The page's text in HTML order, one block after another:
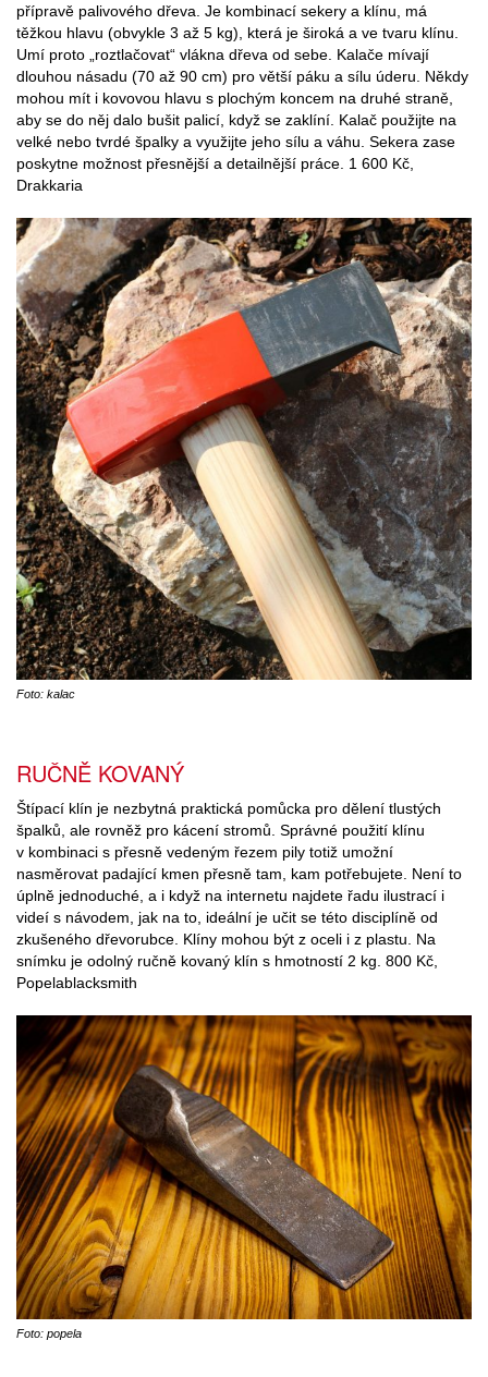
přípravě palivového dřeva. Je kombinací sekery a klínu, má
těžkou hlavu (obvykle 3 až 5 kg), která je široká a ve tvaru klínu.
Umí proto „roztlačovat“ vlákna dřeva od sebe. Kalače mívají
dlouhou násadu (70 až 90 cm) pro větší páku a sílu úderu. Někdy
mohou mít i kovovou hlavu s plochým koncem na druhé straně,
aby se do něj dalo bušit palicí, když se zaklíní. Kalač použijte na
velké nebo tvrdé špalky a využijte jeho sílu a váhu. Sekera zase
poskytne možnost přesnější a detailnější práce. 1 600 Kč,
Drakkaria
Foto: kalac
RUČNĚ KOVANÝ
Štípací klín je nezbytná praktická pomůcka pro dělení tlustých
špalků, ale rovněž pro kácení stromů. Správné použití klínu
v kombinaci s přesně vedeným řezem pily totiž umožní
nasměrovat padající kmen přesně tam, kam potřebujete. Není to
úplně jednoduché, a i když na internetu najdete řadu ilustrací i
videí s návodem, jak na to, ideální je učit se této disciplíně od
zkušeného dřevorubce. Klíny mohou být z oceli i z plastu. Na
snímku je odolný ručně kovaný klín s hmotností 2 kg. 800 Kč,
Popelablacksmith
Foto: popela